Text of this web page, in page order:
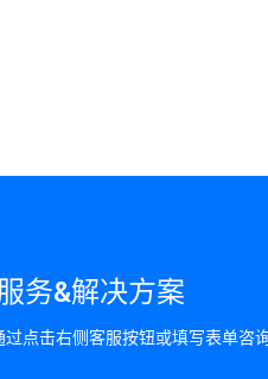
务&解决方案
过点击右侧客服按钮或填写表单咨